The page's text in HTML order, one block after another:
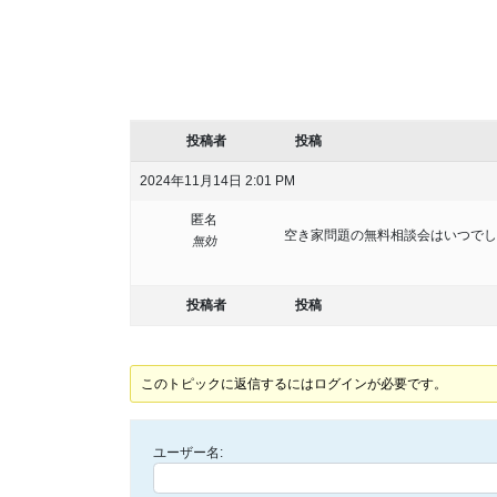
投稿者 投稿
2024年11月14日 2:01 PM
匿名
無効 空き家問題の無料相談会はいつで
投稿者 投稿
このトピックに返信するにはログインが必要です。
ユーザー名: